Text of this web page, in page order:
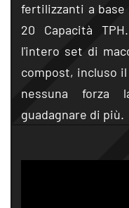
fertilizzanti a base
20 Capacità
l'intero set di
compost, incluso
nessuna forza
guadagnare di più.